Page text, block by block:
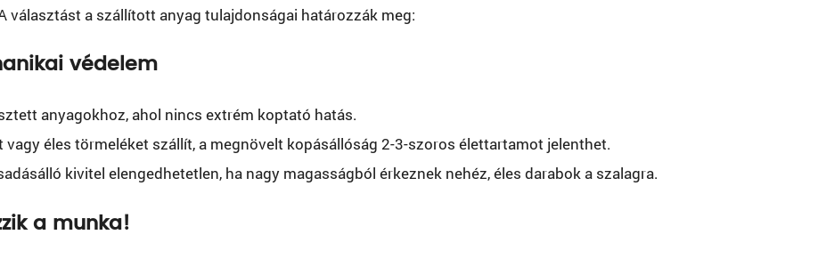
választást a szállított anyag tulajdonságai határozzák meg:
védelem
anyagokhoz, ahol nincs extrém koptató hatás.
vagy éles törmeléket szállít, a megnövelt kopásállóság 2-3-szoros élettartamot jelenthet.
kivitel elengedhetetlen, ha nagy magasságból érkeznek nehéz, éles darabok a szalagra.
a munka!